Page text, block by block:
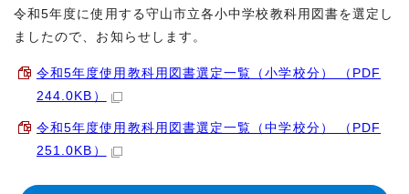
令和5年度に使用する守山市立各小中学校教科用図書を選定し
ましたので、お知らせします。
令和5年度使用教科用図書選定一覧（小学校分） （PDF
244.0KB）
令和5年度使用教科用図書選定一覧（中学校分） （PDF
251.0KB）